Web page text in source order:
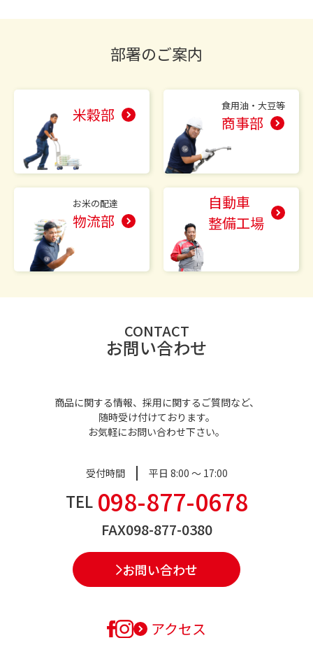
部署のご案内
米穀部 食用油・大豆等
商事部
お米の配達
物流部
自動車
整備工場
CONTACT
お問い合わせ
商品に関する情報、採用に関するご質問など、
随時受け付けております。
お気軽にお問い合わせ下さい。
受付時間 平日 8:00 ～ 17:00
TEL 098-877-0678
FAX098-877-0380
お問い合わせ
アクセス